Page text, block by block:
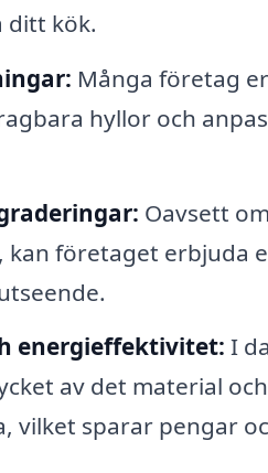
kök.
Många företag
hyllor och
Oavsett
företaget erbjuda
energieffektivitet: I
av det material
vilket sparar pengar